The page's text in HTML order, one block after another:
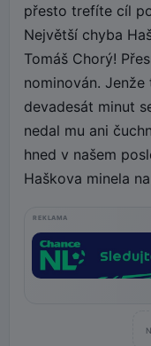
přesto trefíte cíl
Největší chyba
Tomáš Chorý!
nominován.
devadesát minut
nedal mu ani
hned v našem
Haškova minela
REKLAMA